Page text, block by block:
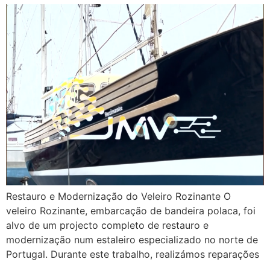
Restauro e Modernização do Veleiro Rozinante O
veleiro Rozinante, embarcação de bandeira polaca, foi
alvo de um projecto completo de restauro e
modernização num estaleiro especializado no norte de
Portugal. Durante este trabalho, realizámos reparações